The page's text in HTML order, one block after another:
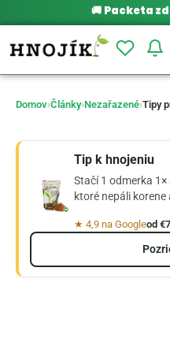
🚚 Packeta
Domov›Články›Nezařazené›Tipy
Tip k hnojeniu
Stačí 1 odmerka
ktoré nepáli
★ 4,9 na Googleod